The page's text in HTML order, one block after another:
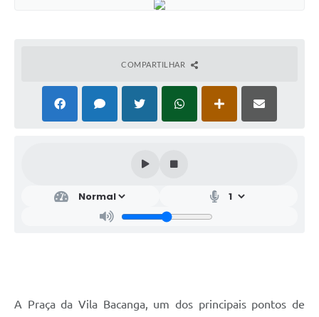
COMPARTILHAR
A Praça da Vila Bacanga, um dos principais pontos de